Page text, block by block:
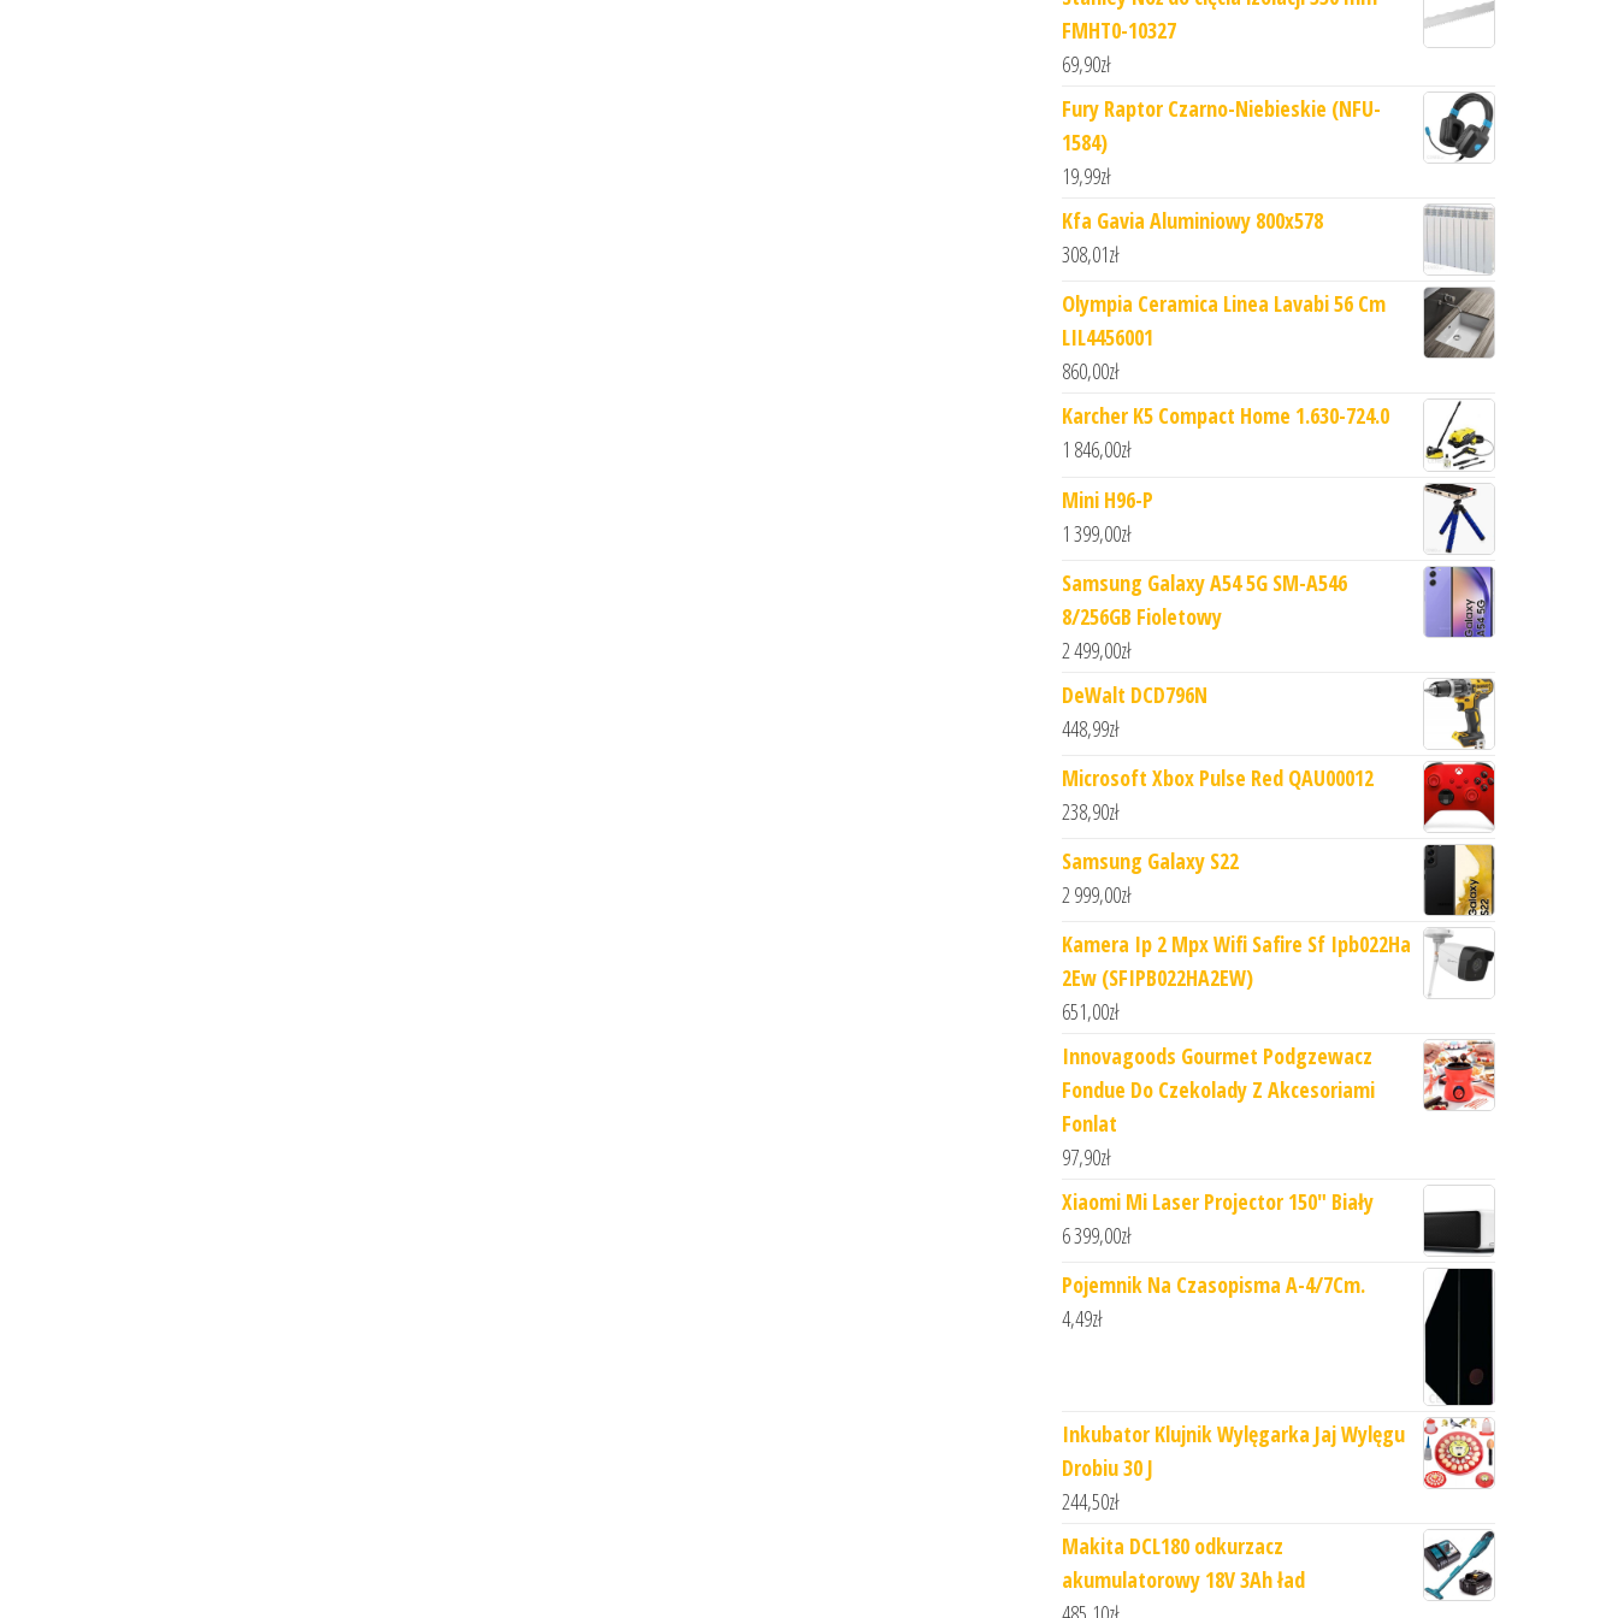
FMHT0-10327
69,90zł
Fury Raptor Czarno-Niebieskie (NFU-
1584)
19,99zł
Kfa Gavia Aluminiowy 800x578
308,01zł
Olympia Ceramica Linea Lavabi 56 Cm
LIL4456001
860,00zł
Karcher K5 Compact Home 1.630-724.0
1 846,00zł
Mini H96-P
1 399,00zł
Samsung Galaxy A54 5G SM-A546
8/256GB Fioletowy
2 499,00zł
DeWalt DCD796N
448,99zł
Microsoft Xbox Pulse Red QAU00012
238,90zł
Samsung Galaxy S22
2 999,00zł
Kamera Ip 2 Mpx Wifi Safire Sf Ipb022Ha
2Ew (SFIPB022HA2EW)
651,00zł
Innovagoods Gourmet Podgzewacz
Fondue Do Czekolady Z Akcesoriami
Fonlat
97,90zł
Xiaomi Mi Laser Projector 150" Biały
6 399,00zł
Pojemnik Na Czasopisma A-4/7Cm.
4,49zł
Inkubator Klujnik Wylęgarka Jaj Wylęgu
Drobiu 30 J
244,50zł
Makita DCL180 odkurzacz
akumulatorowy 18V 3Ah ład